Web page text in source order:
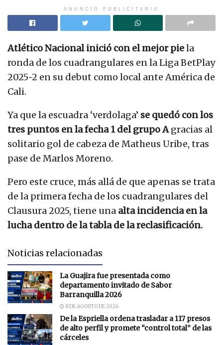
ANUNCIO PUBLICITARIO
Atlético Nacional inició con el mejor piela
ronda de los cuadrangulares en la Liga BetPlay
2025-2 en su debut como local ante América de
Cali.
Ya que la escuadra ‘verdolaga’ se quedó con los
tres puntos en la fecha 1 del grupo Agracias al
solitario gol de cabeza de Matheus Uribe, tras
pase de Marlos Moreno.
Pero este cruce, más allá de que apenas se trata
de la primera fecha de los cuadrangulares del
Clausura 2025, tiene una alta incidencia en la
lucha dentro de la tabla de la reclasificación.
Noticias relacionadas
La Guajira fue presentada como
departamento invitado de Sabor
Barranquilla 2026
8 DE AGOSTO DE 2026
De la Espriella ordena trasladar a 117 presos
de alto perfil y promete “control total” de las
cárceles